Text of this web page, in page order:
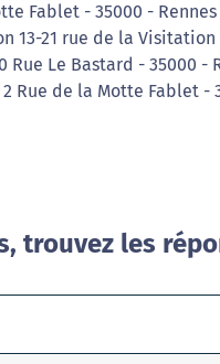
Fablet - 35000 - Rennes
13-21 rue de la Visitation
Rue Le Bastard - 35000 -
Rue de la Motte Fablet -
trouvez les